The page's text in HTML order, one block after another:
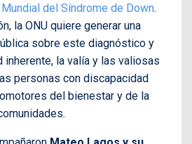
Mundial del Síndrome de Down.
la ONU quiere generar una
sobre este diagnóstico y
inherente, la valía y las valiosas
personas con discapacidad
del bienestar y de la